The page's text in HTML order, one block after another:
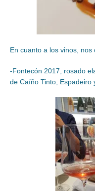
En cuanto a los vinos, nos
-Fontecón 2017, rosado
de Caíño Tinto, Espadeiro